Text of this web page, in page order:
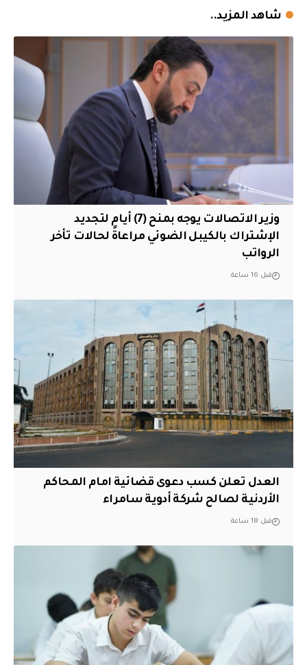
شاهد المزيد..
وزير الاتصالات يوجه بمنح (7) أيام لتجديد
الإشتراك بالكيبل الضوئي مراعاةً لحالات تأخر
الرواتب
قبل 16 ساعة
العدل تعلن كسب دعوى قضائية امام المحاكم
الأردنية لصالح شركة أدوية سامراء
قبل 18 ساعة